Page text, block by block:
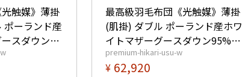
触媒》薄掛
ポーランド産
スダウン
毛量0.5kg
ールド取
最高級羽毛布団《光触媒》薄掛
(肌掛) ダブル ポーランド産ホワ
イトマザーグースダウン95%
(440dp以上) 羽毛量0.55kg 【6
つ星プレミアムゴールド取得】
premium-hikari-usu-w
¥ 62,920